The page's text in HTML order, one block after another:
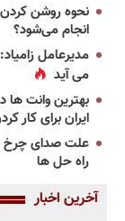
نحوه روشن
انجام می‌شود؟
مدیرعامل
می آید
ایران برای کار
علت صدای چرخ
راه حل ها
آخرین اخبار